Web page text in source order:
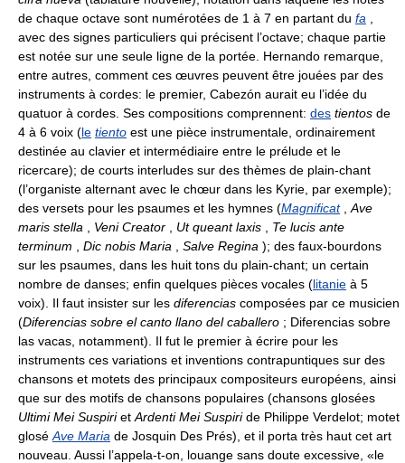
de chaque octave sont numérotées de 1 à 7 en partant du fa
avec des signes particuliers qui précisent l’octave; chaque partie
est notée sur une seule ligne de la portée. Hernando remarque,
entre autres, comment ces œuvres peuvent être jouées par des
instruments à cordes: le premier, Cabezón aurait eu l’idée du
quatuor à cordes. Ses compositions comprennent: des tientos de
4 à 6 voix (le tiento est une pièce instrumentale, ordinairement
destinée au clavier et intermédiaire entre le prélude et le
ricercare); de courts interludes sur des thèmes de plain-chant
(l’organiste alternant avec le chœur dans les Kyrie, par exemple);
des versets pour les psaumes et les hymnes (Magnificat, Ave
maris stella
Veni Creator Ut queant laxis
Te lucis ante
terminum
Dic nobis Maria Salve Regina ); des faux-bourdons
sur les psaumes, dans les huit tons du plain-chant; un certain
nombre de danses; enfin quelques pièces vocales (litanie à 5
voix). Il faut insister sur les diferencias composées par ce musicien
(Diferencias sobre el canto llano del caballero ; Diferencias sobre
las vacas, notamment). Il fut le premier à écrire pour les
instruments ces variations et inventions contrapuntiques sur des
chansons et motets des principaux compositeurs européens, ainsi
que sur des motifs de chansons populaires (chansons glosées
Ultimi Mei Suspiriet Ardenti Mei Suspiride Philippe Verdelot; motet
glosé Ave Maria de Josquin Des Prés), et il porta très haut cet art
nouveau. Aussi l’appela-t-on, louange sans doute excessive, «le